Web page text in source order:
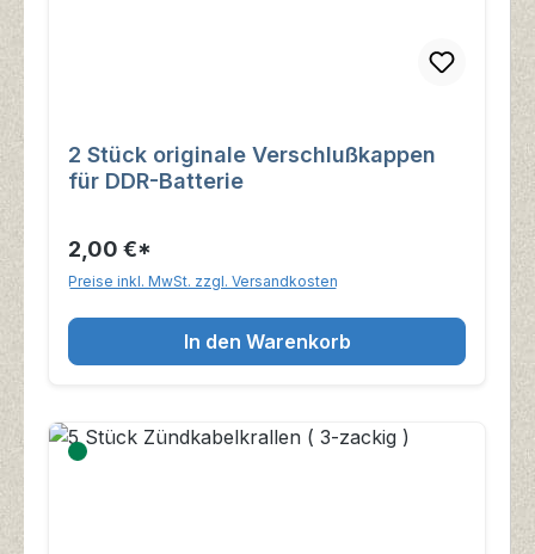
2 Stück originale Verschlußkappen
für DDR-Batterie
2,00 €*
Preise inkl. MwSt. zzgl. Versandkosten
In den Warenkorb